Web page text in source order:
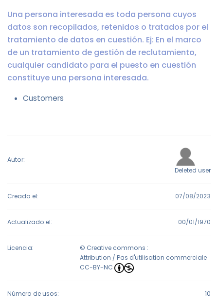
Una persona interesada es toda persona cuyos
datos son recopilados, retenidos o tratados por el
tratamiento de datos en cuestión. Ej: En el marco
de un tratamiento de gestión de reclutamiento,
cualquier candidato para el puesto en cuestión
constituye una persona interesada.
Customers
Autor:
Deleted user
Creado el: 07/08/2023
Actualizado el: 00/01/1970
Licencia:
© Creative commons :
Attribution / Pas d'utilisation commerciale
CC-BY-NC
Número de usos: 10